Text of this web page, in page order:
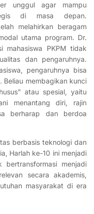
unggul agar mampu
di masa depan.
melahirkan beragam
utama program. Dr.
mahasiswa PKPM tidak
dan pengaruhnya.
pengaruhnya bisa
Beliau membagikan kunci
atau spesial, yaitu
menantang diri, rajin
berharap dan berdoa
berbasis teknologi dan
Harlah ke-10 ini menjadi
menjadi
secara akademis,
masyarakat di era